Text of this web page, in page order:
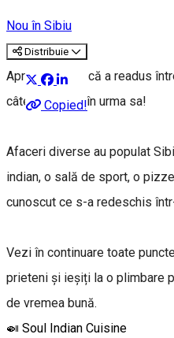
Nou în Sibiu
Distribuie
Copied!
Aprilie nu doar că a readus
câteva noutăți în urma sa!
Afaceri diverse au populat
indian, o sală de sport, o
cunoscut ce s-a redeschis
Vezi în continuare toate
prieteni și ieșiți la o plimbare
de vremea bună.
🍛 Soul Indian Cuisine